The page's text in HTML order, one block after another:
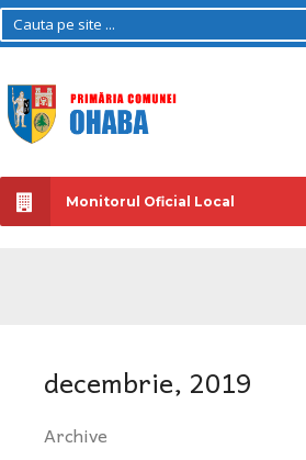
Monitorul Oficial Local
decembrie, 2019
Archive